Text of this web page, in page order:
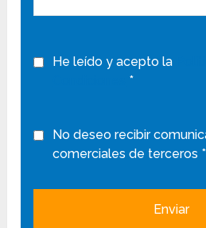
He leído y acepto la
*
No deseo recibir
comerciales de terceros *